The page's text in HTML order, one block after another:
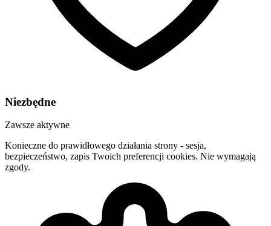
Niezbędne
Zawsze aktywne
Konieczne do prawidłowego działania strony - sesja,
bezpieczeństwo, zapis Twoich preferencji cookies. Nie wymagają
zgody.